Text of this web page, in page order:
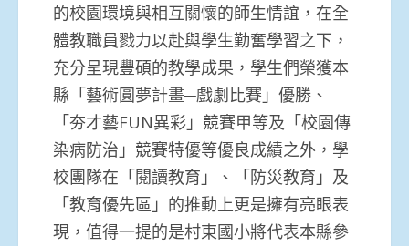
的校園環境與相互關懷的師生情誼，在全
體教職員戮力以赴與學生勤奮學習之下，
充分呈現豐碩的教學成果，學生們榮獲本
縣「藝術圓夢計畫─戲劇比賽」優勝、
「夯才藝FUN異彩」競賽甲等及「校園傳
染病防治」競賽特優等優良成績之外，學
校團隊在「閱讀教育」、「防災教育」及
「教育優先區」的推動上更是擁有亮眼表
現，值得一提的是村東國小將代表本縣參